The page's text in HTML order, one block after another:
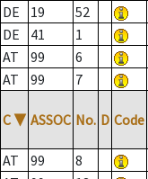
DE
19 52
DE
41 1
AT
99 6
AT
99 7
C ▼ ASSOC No. D Code
AT 99 8